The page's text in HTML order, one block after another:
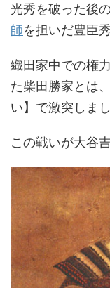
光秀を破った後
師を担いだ豊臣秀
織田家中での権
た柴田勝家とは
い】で激突しまし
この戦いが大谷